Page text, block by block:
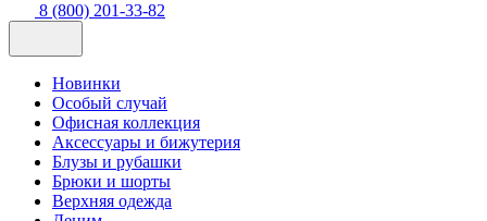
8 (800) 201-33-82
Новинки
Особый случай
Офисная коллекция
Аксессуары и бижутерия
Блузы и рубашки
Брюки и шорты
Верхняя одежда